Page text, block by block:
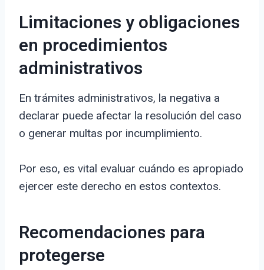
Limitaciones y obligaciones
en procedimientos
administrativos
En trámites administrativos, la negativa a
declarar puede afectar la resolución del caso
o generar multas por incumplimiento.
Por eso, es vital evaluar cuándo es apropiado
ejercer este derecho en estos contextos.
Recomendaciones para
protegerse